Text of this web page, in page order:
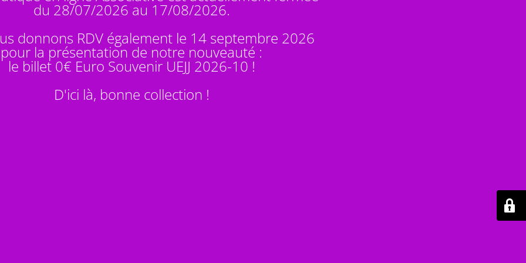
du 28/07/2026 au 17/08/2026.
donnons RDV également le 14 septembre 2026
pour la présentation de notre nouveauté :
le billet 0€ Euro Souvenir UEJJ 2026-10 !
D'ici là, bonne collection !